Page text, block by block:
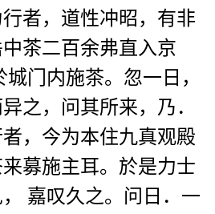
者，道性冲昭，有非
茶二百余弗直入京
门内施茶。忽一日，
之，问其所来，乃．
，今为本住九真观殿
募施主耳。於是力士
， 嘉叹久之。问日．一